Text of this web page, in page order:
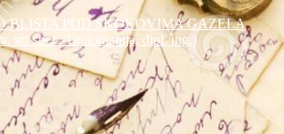
BLISTA POD SKOKOVIMA GAZELA
sc. spec. Titulomanija, dipl. ing.)